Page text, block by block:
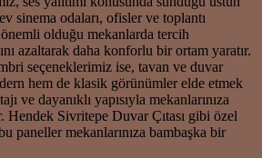
sinema odaları, ofisler ve toplantı
olduğu mekanlarda tercih
azaltarak daha konforlu bir ortam yaratır.
seçeneklerimiz ise, tavan ve duvar
hem de klasik görünümler elde etmek
ve dayanıklı yapısıyla mekanlarınıza
Hendek Sivritepe Duvar Çıtası gibi özel
paneller mekanlarınıza bambaşka bir